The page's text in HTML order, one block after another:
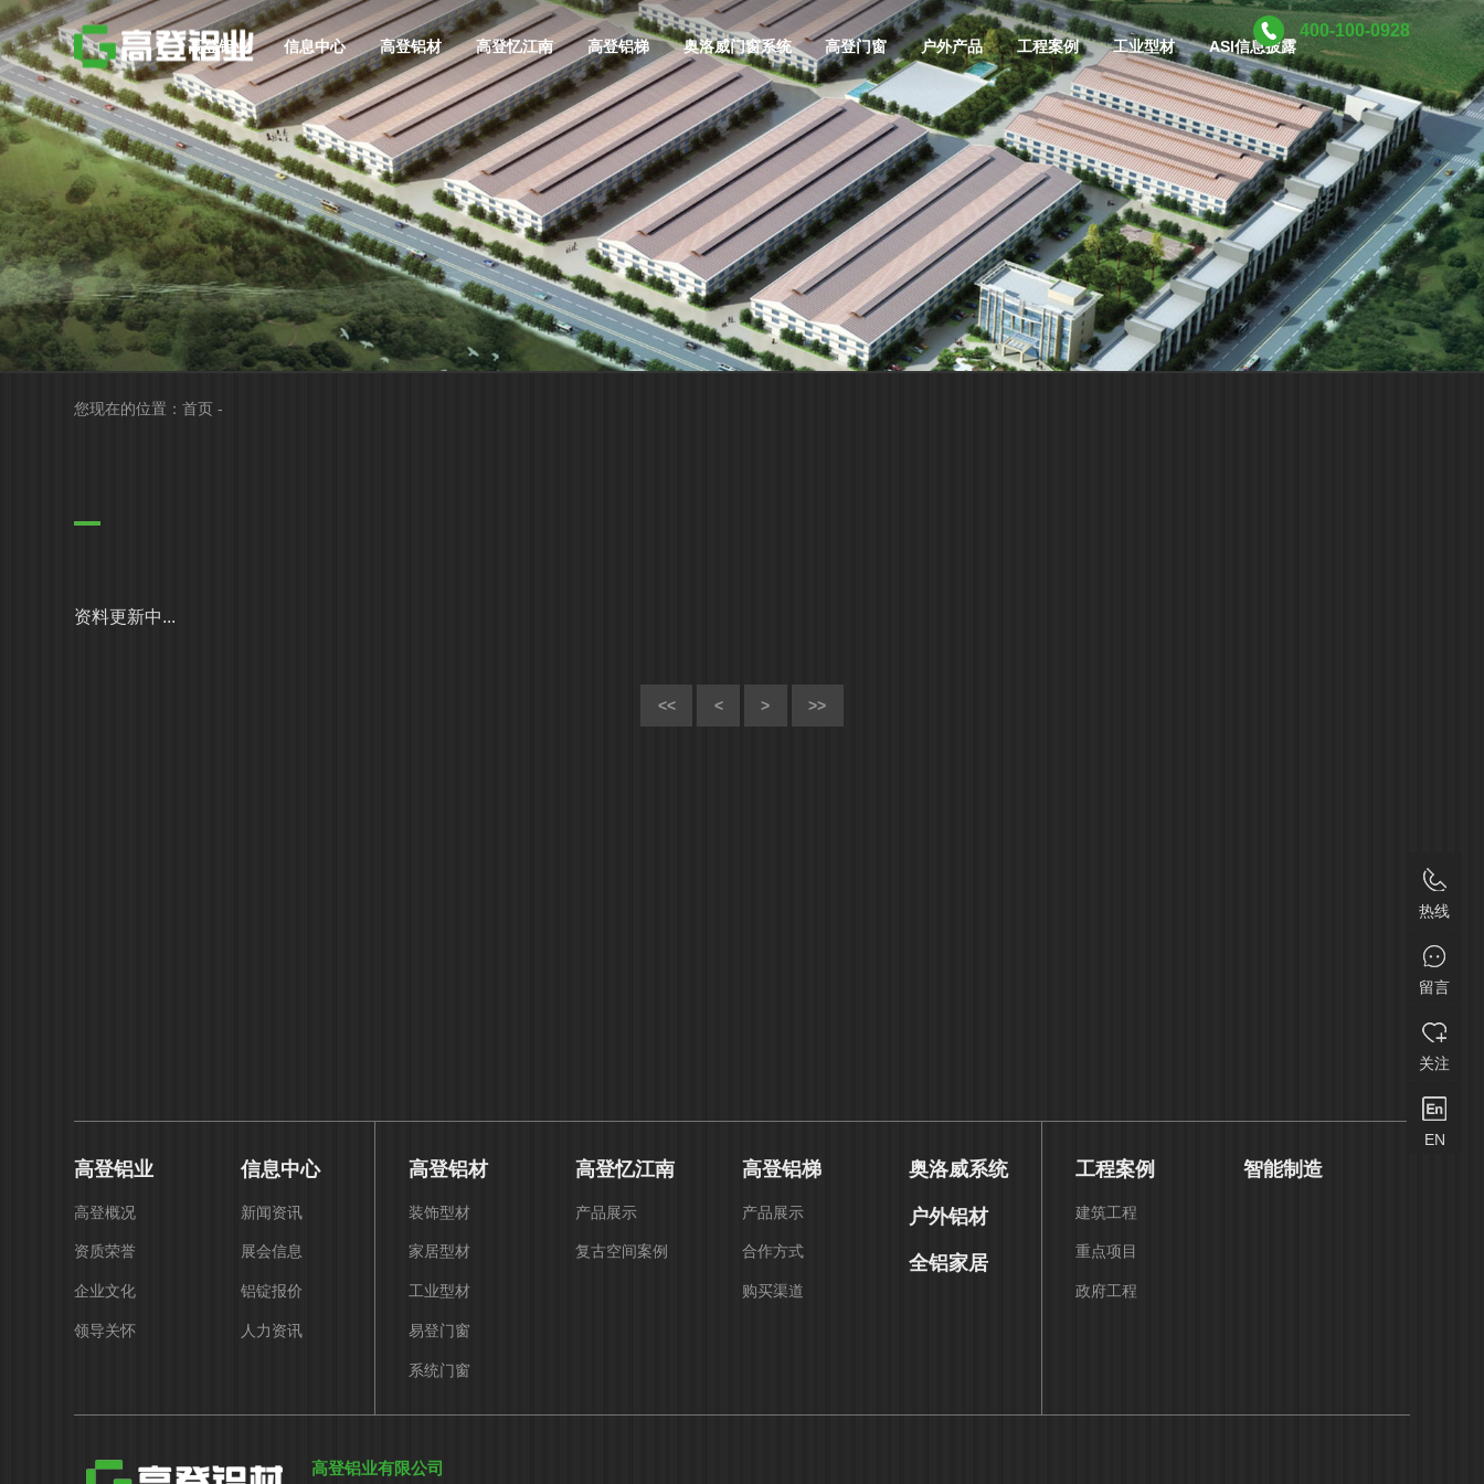
高登铝业 信息中心 高登铝材 高登忆江南 高登铝梯 奥洛威门窗系统 高登门窗 户外产品 工程案例 工业型材 ASI信息披露
400-100-0928
您现在的位置：首页 -
资料更新中...
<< < > >>
高登铝业
高登概况
资质荣誉
企业文化
领导关怀
信息中心
新闻资讯
展会信息
铝锭报价
人力资讯
高登铝材
装饰型材
家居型材
工业型材
易登门窗
系统门窗
高登忆江南
产品展示
复古空间案例
高登铝梯
产品展示
合作方式
购买渠道
奥洛威系统
户外铝材
全铝家居
工程案例
建筑工程
重点项目
政府工程
智能制造
高登铝业有限公司
热线
留言
关注
EN